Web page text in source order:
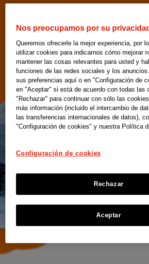
Nos preocupamos por su privacidad
Queremos ofrecerle la mejor experiencia, por
utilizar cookies para indicarnos cómo mejorar
mantener las cosas relevantes para usted y
funciones de las redes sociales y los
sus preferencias aquí o en "Configuración de
en "Aceptar" si está de acuerdo con todas las
"Rechazar" para continuar con sólo las
más información (incluido el intercambio de
las transferencias internacionales de datos),
"Configuración de cookies" y nuestra Política
Configuración de cookies
Rechazar
Aceptar